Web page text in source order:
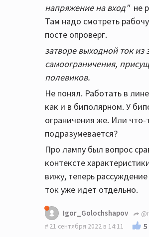
напряжение на вход"не
Там надо смотреть
посте опроверг.
затворе выходной ток из
самоограничения,
полевиков.
Не понял. Работать в
как и в биполярном. У
ограничения же. Или что-
подразумевается?
Про лампу был вопрос
контексте
вижу, теперь
ток уже идет отдельно.
Igor_Golochshapov
21 сентября 2022 в 14:11
5